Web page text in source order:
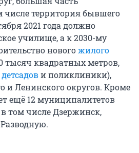
числе территория бывшего
2021 года должно
училище, а к 2030-му
новогожилого
тысяч квадратных метров,
и поликлиники),
и Ленинского округов. Кроме
ещё 12 муниципалитетов
том числе Дзержинск,